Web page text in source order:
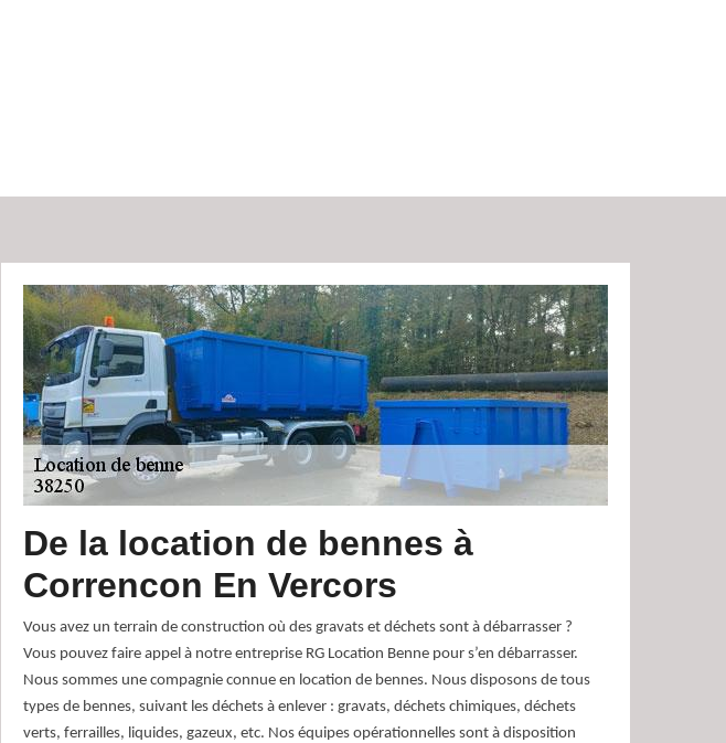
De la location de bennes à
Correncon En Vercors
Vous avez un terrain de construction où des gravats et déchets sont à débarrasser ?
Vous pouvez faire appel à notre entreprise RG Location Benne pour s’en débarrasser.
Nous sommes une compagnie connue en location de bennes. Nous disposons de tous
types de bennes, suivant les déchets à enlever : gravats, déchets chimiques, déchets
verts, ferrailles, liquides, gazeux, etc. Nos équipes opérationnelles sont à disposition